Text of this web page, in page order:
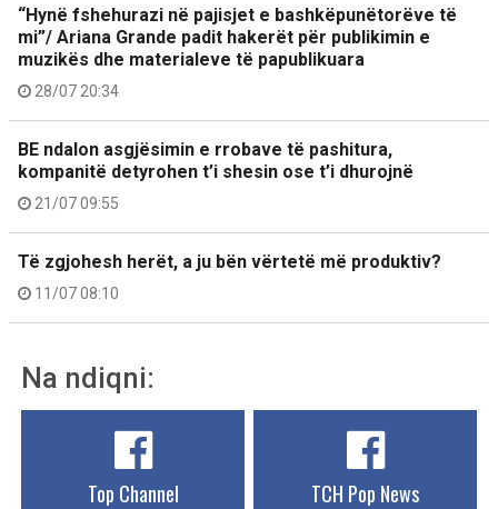
“Hynë fshehurazi në pajisjet e bashkëpunëtorëve të
mi”/ Ariana Grande padit hakerët për publikimin e
muzikës dhe materialeve të papublikuara
28/07 20:34
BE ndalon asgjësimin e rrobave të pashitura,
kompanitë detyrohen t’i shesin ose t’i dhurojnë
21/07 09:55
Të zgjohesh herët, a ju bën vërtetë më produktiv?
11/07 08:10
Na ndiqni:
Top Channel TCH Pop News